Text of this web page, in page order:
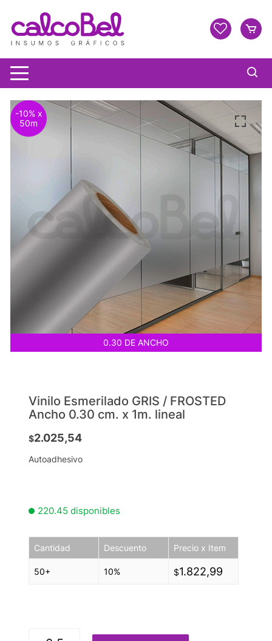
0.30 DE ANCHO
-10% x
50m
Vinilo Esmerilado GRIS / FROSTED
Ancho 0.30 cm. x 1m. lineal
$2.025,54
Autoadhesivo
220.45 disponibles
Cantidad Descuento Precio x Item
50+ 10% $1.822,99